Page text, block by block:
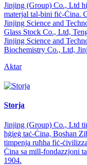
Jinjing (Group) Co., Ltd
materjal tal-bini fiċ-Ċina.
Jinjing Science and
Glass Stock Co., Ltd,
Jinjing Science and
Biochemistry Co., Ltd,
Aktar
Storja
Jinjing (Group) Co., Ltd
ħġieġ taċ-Ċina, Boshan
timpenja ruħha fiċ-
Ċina sa mill-fondazzjoni
1904.